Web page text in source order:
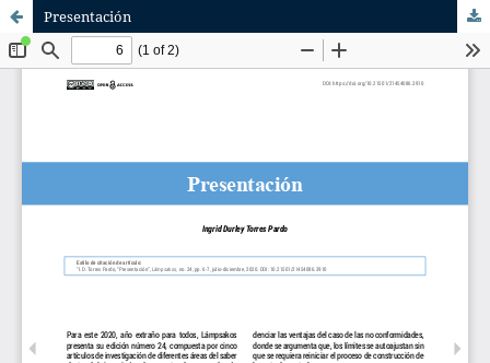
Presentación